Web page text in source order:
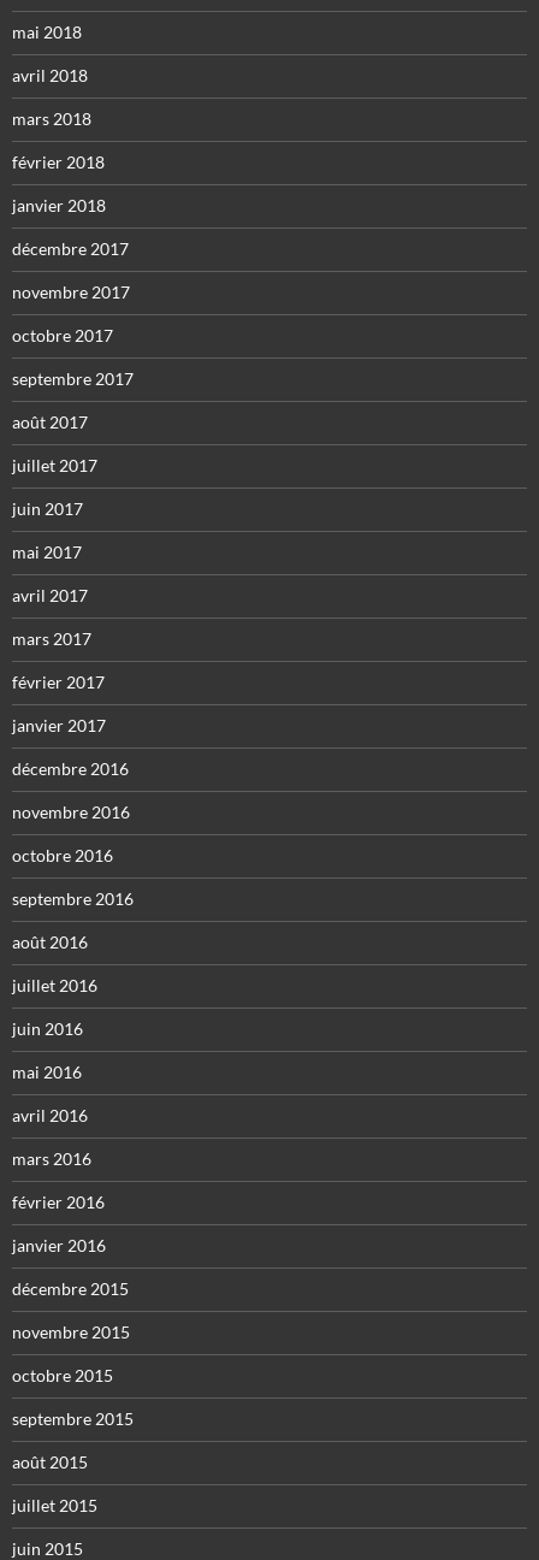
mai 2018
avril 2018
mars 2018
février 2018
janvier 2018
décembre 2017
novembre 2017
octobre 2017
septembre 2017
août 2017
juillet 2017
juin 2017
mai 2017
avril 2017
mars 2017
février 2017
janvier 2017
décembre 2016
novembre 2016
octobre 2016
septembre 2016
août 2016
juillet 2016
juin 2016
mai 2016
avril 2016
mars 2016
février 2016
janvier 2016
décembre 2015
novembre 2015
octobre 2015
septembre 2015
août 2015
juillet 2015
juin 2015